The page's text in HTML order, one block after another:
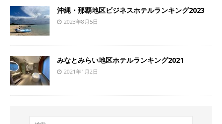
沖縄・那覇地区ビジネスホテルランキング2023
2023年8月5日
みなとみらい地区ホテルランキング2021
2021年1月2日